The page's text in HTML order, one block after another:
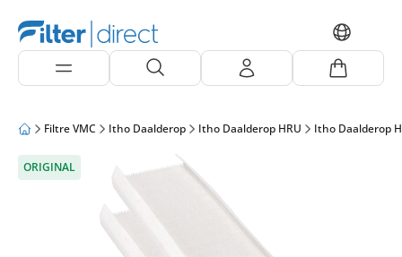
Filtre VMC Itho Daalderop Itho Daalderop HRU Itho Daalderop
ORIGINAL